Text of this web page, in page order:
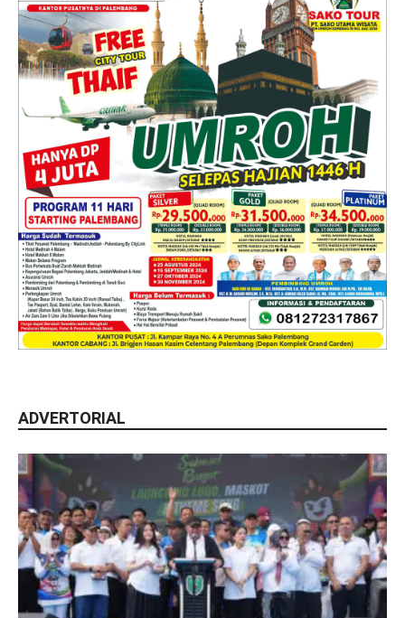
ADVERTORIAL